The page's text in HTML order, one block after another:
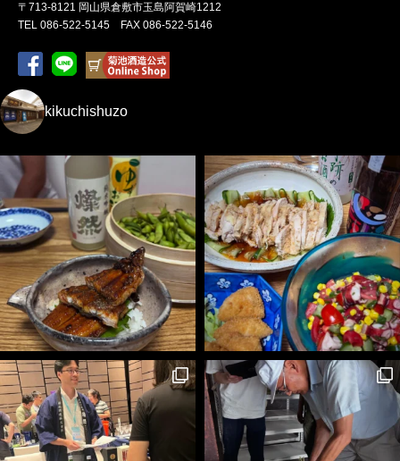
〒713-8121 岡山県倉敷市玉島阿賀崎1212
TEL 086-522-5145 FAX 086-522-5146
kikuchishuzo